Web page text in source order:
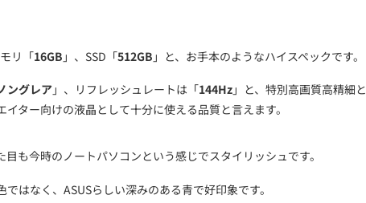
リ「16GB 」、SSD「512GB 」と、お手本のようなハイスペックです。
ングレア」、リフレッシュレートは「144Hz」と、特別高画質高精細と
ター向けの液晶として十分に使える品質と言えます。
も今時のノートパソコンという感じでスタイリッシュです。
はなく、ASUSらしい深みのある青で好印象です。